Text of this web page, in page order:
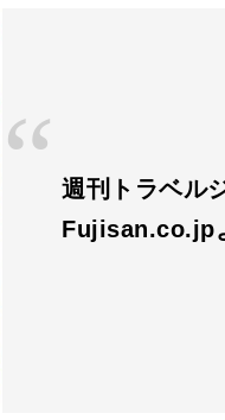
週刊トラベル
Fujisan.co.jp